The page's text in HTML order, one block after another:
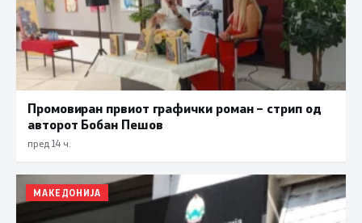
Промовиран првиот графички роман – стрип од
авторот Бобан Пешов
пред 14 ч.
МАКЕДОНИЈА